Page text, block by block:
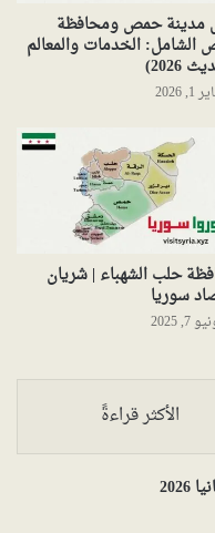
مدينة حمص ومحافظة
الخدمات والمعالم
2026)
2026
حلب الشهباء | شريان
سوريا
7, 2025
الأكثر قراءةً